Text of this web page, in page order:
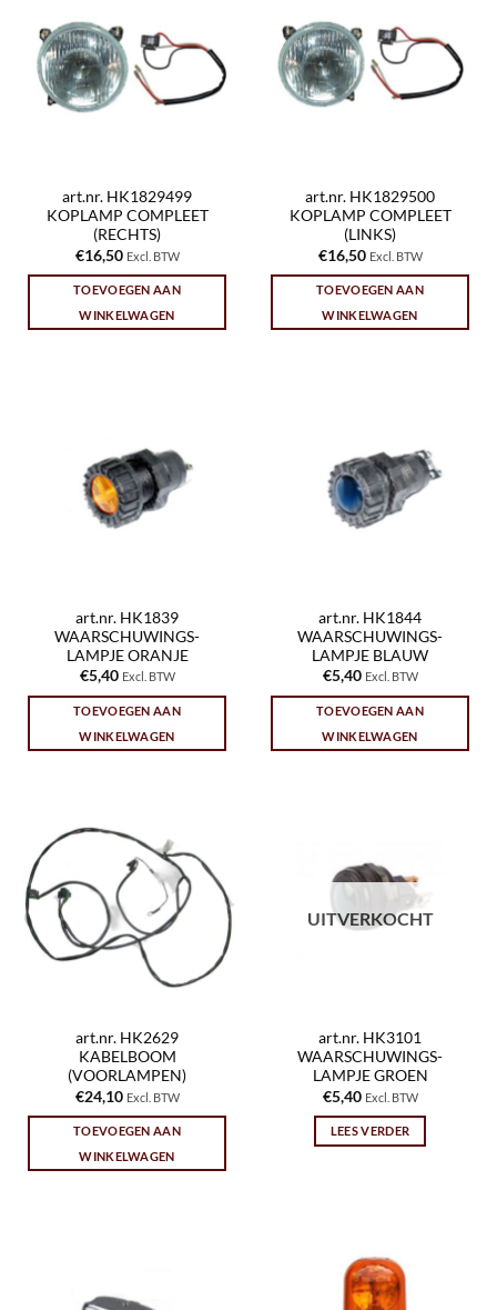
art.nr. HK1829499
KOPLAMP COMPLEET
(RECHTS)
€16,50 Excl. BTW
TOEVOEGEN AAN
WINKELWAGEN
art.nr. HK1829500
KOPLAMP COMPLEET
(LINKS)
€16,50 Excl. BTW
TOEVOEGEN AAN
WINKELWAGEN
art.nr. HK1839
WAARSCHUWINGS-
LAMPJE ORANJE
€5,40 Excl. BTW
TOEVOEGEN AAN
WINKELWAGEN
art.nr. HK1844
WAARSCHUWINGS-
LAMPJE BLAUW
€5,40 Excl. BTW
TOEVOEGEN AAN
WINKELWAGEN
art.nr. HK2629
KABELBOOM
(VOORLAMPEN)
€24,10 Excl. BTW
TOEVOEGEN AAN
WINKELWAGEN
UITVERKOCHT
art.nr. HK3101
WAARSCHUWINGS-
LAMPJE GROEN
€5,40 Excl. BTW
LEES VERDER